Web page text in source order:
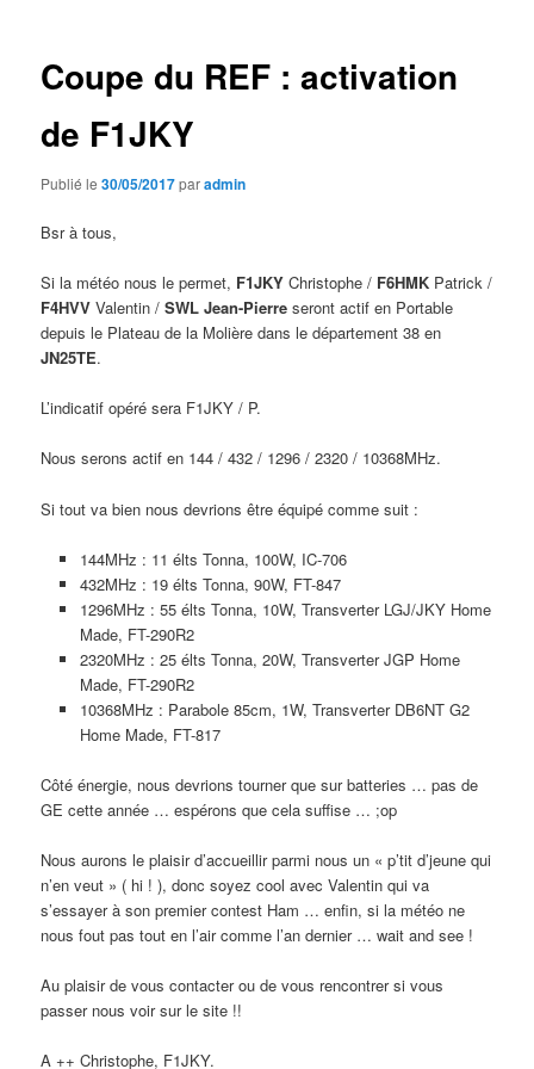
Coupe du REF : activation
de F1JKY
Publié le30/05/2017paradmin
Bsr à tous,
Si la météo nous le permet, F1JKY Christophe / F6HMK Patrick /
F4HVV Valentin /SWL Jean-Pierre seront actif en Portable
depuis le Plateau de la Molière dans le département 38 en
JN25TE.
L’indicatif opéré sera F1JKY / P.
Nous serons actif en 144 / 432 / 1296 / 2320 / 10368MHz.
Si tout va bien nous devrions être équipé comme suit :
144MHz : 11 élts Tonna, 100W, IC-706
432MHz : 19 élts Tonna, 90W, FT-847
1296MHz : 55 élts Tonna, 10W, Transverter LGJ/JKY Home
Made, FT-290R2
2320MHz : 25 élts Tonna, 20W, Transverter JGP Home
Made, FT-290R2
10368MHz : Parabole 85cm, 1W, Transverter DB6NT G2
Home Made, FT-817
Côté énergie, nous devrions tourner que sur batteries … pas de
GE cette année … espérons que cela suffise … ;op
Nous aurons le plaisir d’accueillir parmi nous un « p’tit d’jeune qui
n’en veut » ( hi ! ), donc soyez cool avec Valentin qui va
s’essayer à son premier contest Ham … enfin, si la météo ne
nous fout pas tout en l’air comme l’an dernier … wait and see !
Au plaisir de vous contacter ou de vous rencontrer si vous
passer nous voir sur le site !!
A ++ Christophe, F1JKY.